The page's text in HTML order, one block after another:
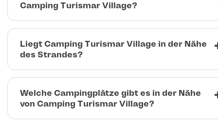
Camping Turismar Village?
Liegt Camping Turismar Village in der Nähe
des Strandes?
Welche Campingplätze gibt es in der Nähe
von Camping Turismar Village?